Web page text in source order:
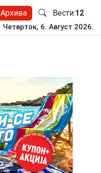
Архива Вести:12
Четврток, 6. Август 2026.